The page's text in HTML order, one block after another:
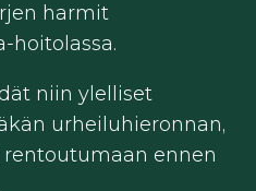
harmit
hoitolassa.
niin ylelliset
urheiluhieronnan,
ennen